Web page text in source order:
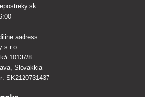
aadress:
s.r.o.
10137/8
Slovakkia
SK2120731437